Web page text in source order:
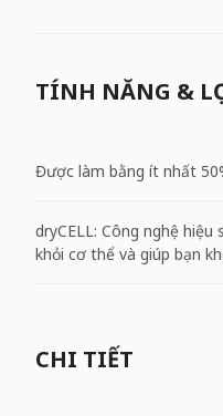
TÍNH NĂNG &
Được làm bằng ít nhất
dryCELL: Công nghệ
khỏi cơ thể và giúp bạn
CHI TIẾT